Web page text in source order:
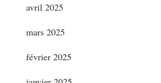
avril 2025
mars 2025
février 2025